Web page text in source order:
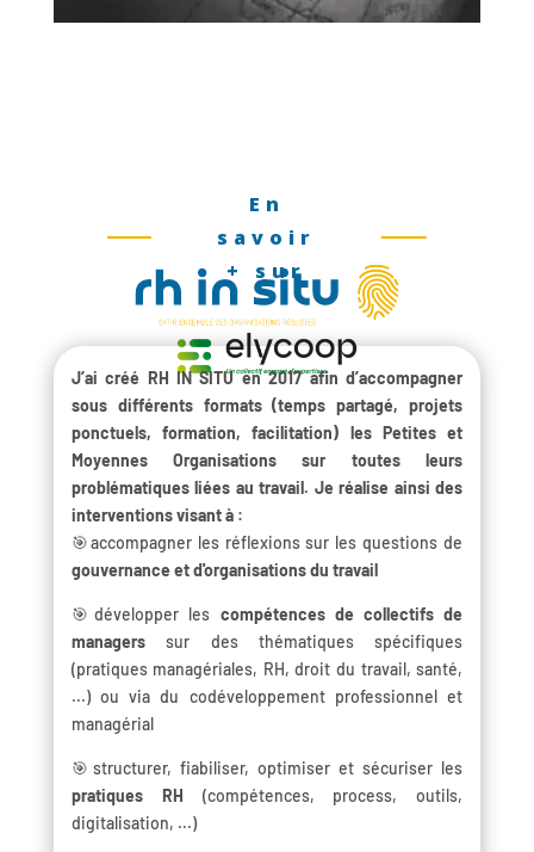
En
savoir
+ sur
J’ai créé RH IN SITU en 2017 afin d’accompagner
sous différents formats (temps partagé, projets
ponctuels, formation, facilitation) les Petites et
Moyennes Organisations sur toutes leurs
problématiques liées au travail. Je réalise ainsi des
interventions visant à :
🎯accompagner les réflexions sur les questions de
gouvernance et d'organisations du travail
🎯développer les compétences de collectifs de
managerssur des thématiques spécifiques
(pratiques managériales, RH, droit du travail, santé,
...) ou via du codéveloppement professionnel et
managérial
🎯structurer, fiabiliser, optimiser et sécuriser les
pratiques RH (compétences, process, outils,
digitalisation, ...)